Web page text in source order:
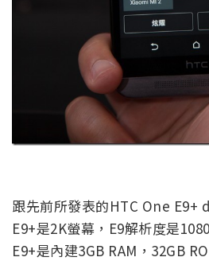
跟先前所發表的HTC One E9+
E9+是2K螢幕，E9解析度是
E9+是內建3GB RAM，32GB